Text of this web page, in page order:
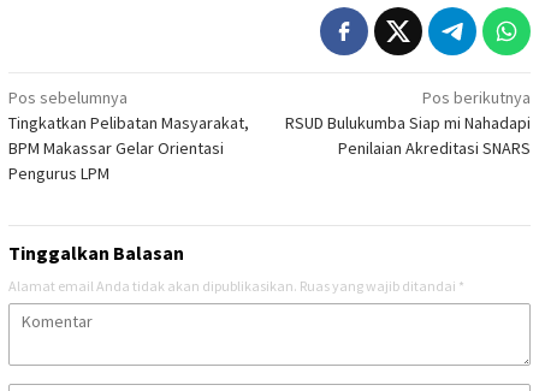
Navigasi
pos
Pos sebelumnya
Tingkatkan Pelibatan Masyarakat,
BPM Makassar Gelar Orientasi
Pengurus LPM
Pos berikutnya
RSUD Bulukumba Siap mi Nahadapi
Penilaian Akreditasi SNARS
Tinggalkan Balasan
Alamat email Anda tidak akan dipublikasikan. Ruas yang wajib ditandai *